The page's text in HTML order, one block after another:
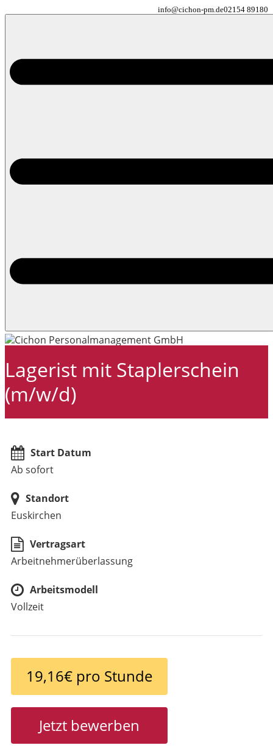
info@cichon-pm.de02154 89180
Lagerist mit Staplerschein
(m/w/d)
Start Datum
Ab sofort
Standort
Euskirchen
Vertragsart
Arbeitnehmerüberlassung
Arbeitsmodell
Vollzeit
19,16€ pro Stunde
Jetzt bewerben